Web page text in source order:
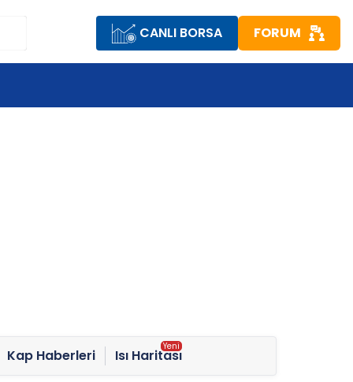
CANLI BORSA FORUM
Kap Haberleri Isı Haritası